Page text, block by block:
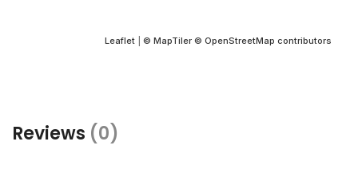
Leaflet © MapTiler © OpenStreetMap contributors
Reviews (0)